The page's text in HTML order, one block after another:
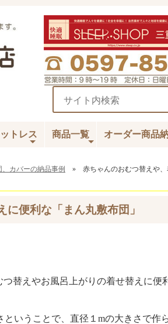
トレス 商品一覧 オーダー商品
カバーの納品事例 » 赤ちゃんのおむつ替えや、
便利な「まん丸敷布団」
替えやお風呂上がりの着せ替えに
ということで、直径１mの大きさで